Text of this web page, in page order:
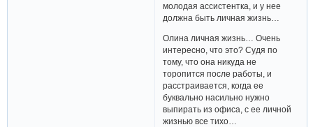
молодая ассистентка, и у нее
должна быть личная жизнь…
Олина личная жизнь… Очень
интересно, что это? Судя по
тому, что она никуда не
торопится после работы, и
расстраивается, когда ее
буквально насильно нужно
выпирать из офиса, с ее личной
жизнью все тихо…